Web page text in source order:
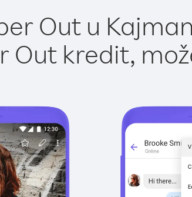
Out u
Out kredit,